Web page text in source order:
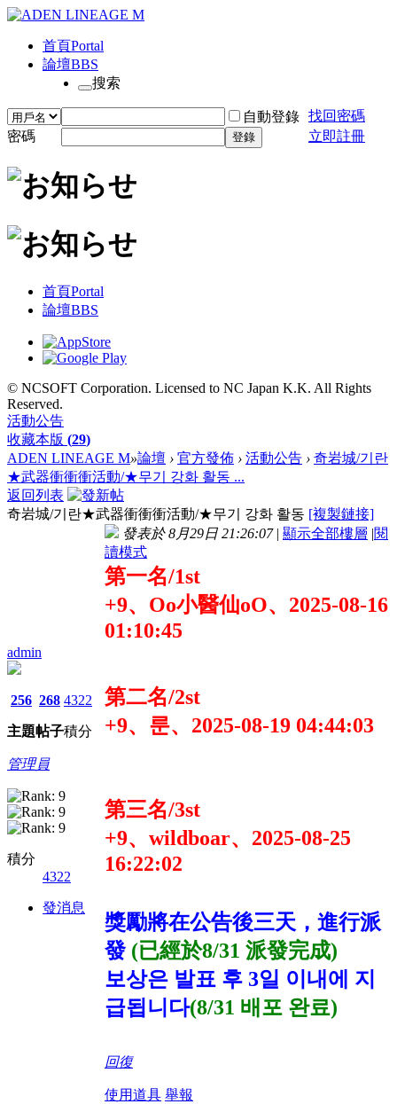
首頁Portal
論壇BBS
搜索
自動登錄 找回密碼
密碼
登錄 立即註冊
首頁Portal
論壇BBS
© NCSOFT Corporation. Licensed to NC Japan K.K. All Rights
Reserved.
活動公告
收藏本版 (29)
ADEN LINEAGE M»論壇 › 官方發佈 › 活動公告 › 奇岩城/기란
★武器衝衝衝活動/★무기 강화 활동 ...
返回列表
奇岩城/기란★武器衝衝衝活動/★무기 강화 활동 [複製鏈接]
admin
256
主題
268
帖子
4322
積分
管理員
積分
4322
發消息
發表於 8月29日 21:26:07 | 顯示全部樓層 |閱
讀模式
第一名/1st
+9、Oo小醫仙oO、2025-08-16
01:10:45
第二名/2st
+9、룬、2025-08-19 04:44:03
第三名/3st
+9、wildboar、2025-08-25
16:22:02
獎勵將在公告後三天，進行派
發 (已經於8/31 派發完成)
보상은 발표 후 3일 이내에 지
급됩니다(8/31 배포 완료)
回復
使用道具 舉報